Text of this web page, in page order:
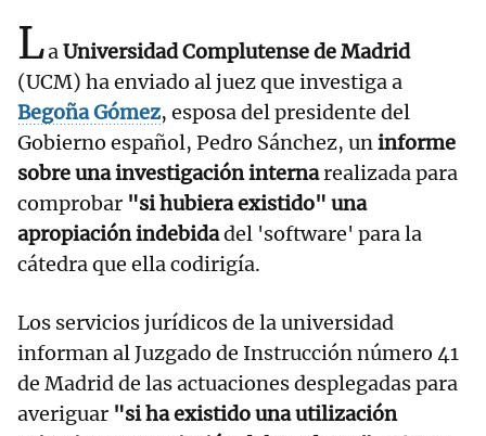
LaUniversidad Complutense de Madrid
(UCM) ha enviado al juez que investiga a
Begoña Gómez, esposa del presidente del
Gobierno español, Pedro Sánchez, uninforme
sobre una investigación internarealizada para
comprobar "si hubiera existido" una
apropiación indebidadel 'software' para la
cátedra que ella codirigía.
Los servicios jurídicos de la universidad
informan al Juzgado de Instrucción número 41
de Madrid de las actuaciones desplegadas para
averiguar "si ha existido una utilización